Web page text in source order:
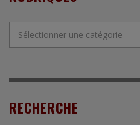
RECHERCHE